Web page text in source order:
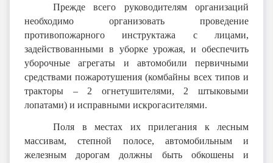
Прежде всего руководителям организаций
необходимо организовать проведение
противопожарного инструктажа с лицами,
задействованными в уборке урожая, и обеспечить
уборочные агрегаты и автомобили первичными
средствами пожаротушения (комбайны всех типов и
тракторы – 2 огнетушителями, 2 штыковыми
лопатами) и исправными искрогасителями.
Поля в местах их прилегания к лесным
массивам, степной полосе, автомобильным и
железным дорогам должны быть обкошены и